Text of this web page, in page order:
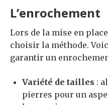
L’enrochement
Lors de la mise en
choisir la méthode.
garantir un
Variété de tailles :
pierres pour un